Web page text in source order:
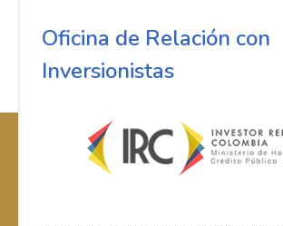
Oficina de Relación con
Inversionistas